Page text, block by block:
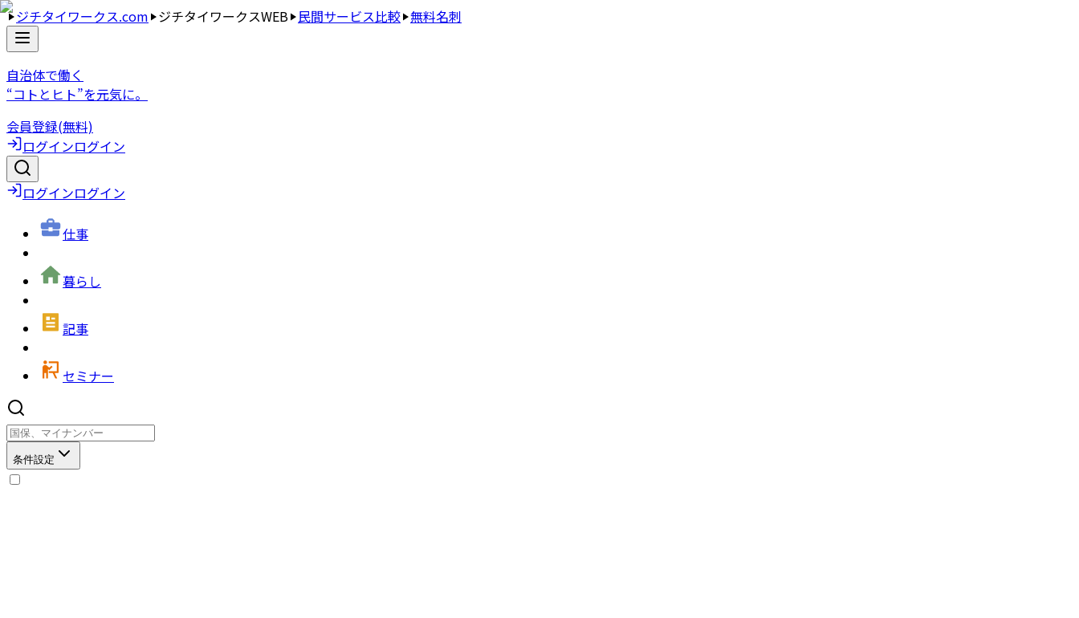
ジチタイワークス.com ジチタイワークスWEB 民間サービス比較 無料名刺
自治体で働く
“コトとヒト”を元気に。
会員登録(無料)
ログインログイン
ログインログイン
仕事
暮らし
記事
セミナー
条件設定